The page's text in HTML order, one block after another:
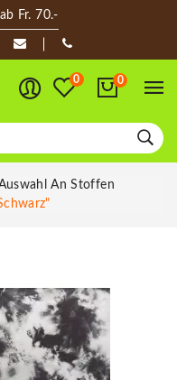
Fr. 70.-
0 0
An Stoffen